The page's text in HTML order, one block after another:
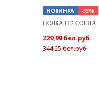
НОВИНКА -33%
ПОЛКА П-2 СОСНА
344,25 бел.руб.
229,99 бел.руб.